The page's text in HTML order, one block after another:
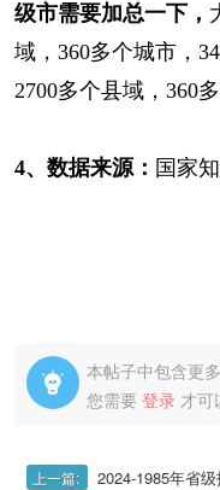
级市需要加总一下，
域，360多个城市，
2700多个县域，360
4、数据来源： 国家

本帖子中包含更
您需要 登录 才可
上一篇: 2024-1985年省级